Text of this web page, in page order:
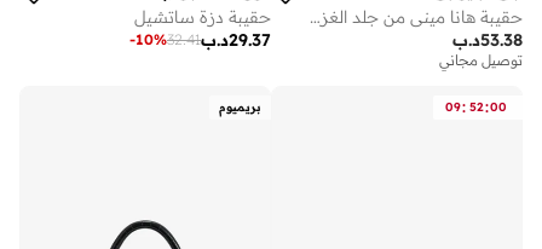
حقيبة هانا ميني من جلد الغزال الصناعي
د.ب53.38
توصيل مجاني
حقيبة دزة ساتشيل
د.ب29.37
32.41
-10%
09: 52:00 بريميوم